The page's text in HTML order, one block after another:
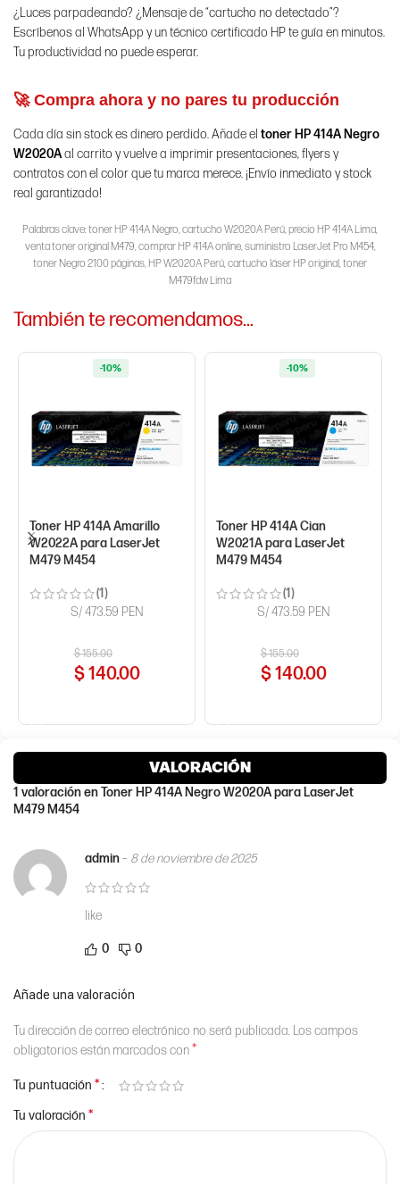
¿Luces parpadeando? ¿Mensaje de “cartucho no detectado”?
Escríbenos al WhatsApp y un técnico certificado HP te guía en minutos.
Tu productividad no puede esperar.
🚀 Compra ahora y no pares tu producción
Cada día sin stock es dinero perdido. Añade el toner HP 414A Negro
W2020Aal carrito y vuelve a imprimir presentaciones, flyers y
contratos con el color que tu marca merece. ¡Envío inmediato y stock
real garantizado!
Palabras clave: toner HP 414A Negro, cartucho W2020A Perú, precio HP 414A Lima,
venta toner original M479, comprar HP 414A online, suministro LaserJet Pro M454,
toner Negro 2100 páginas, HP W2020A Perú, cartucho láser HP original, toner
M479fdw Lima
También te recomendamos…
Toner HP 414A Amarillo
W2022A para LaserJet
M479 M454
(1)
$155.00
$140.00
-10%
S/ 473.59 PEN
Toner HP 414A Cian
W2021A para LaserJet
M479 M454
(1)
$155.00
$140.00
-10%
S/ 473.59 PEN
VALORACIÓN
1 valoración enToner HP 414A Negro W2020A para LaserJet
M479 M454
admin– 8 de noviembre de 2025
like
0 0
Añade una valoración
Tu dirección de correo electrónico no será publicada. Los campos
obligatorios están marcados con*
Tu puntuación *
Tu valoración *